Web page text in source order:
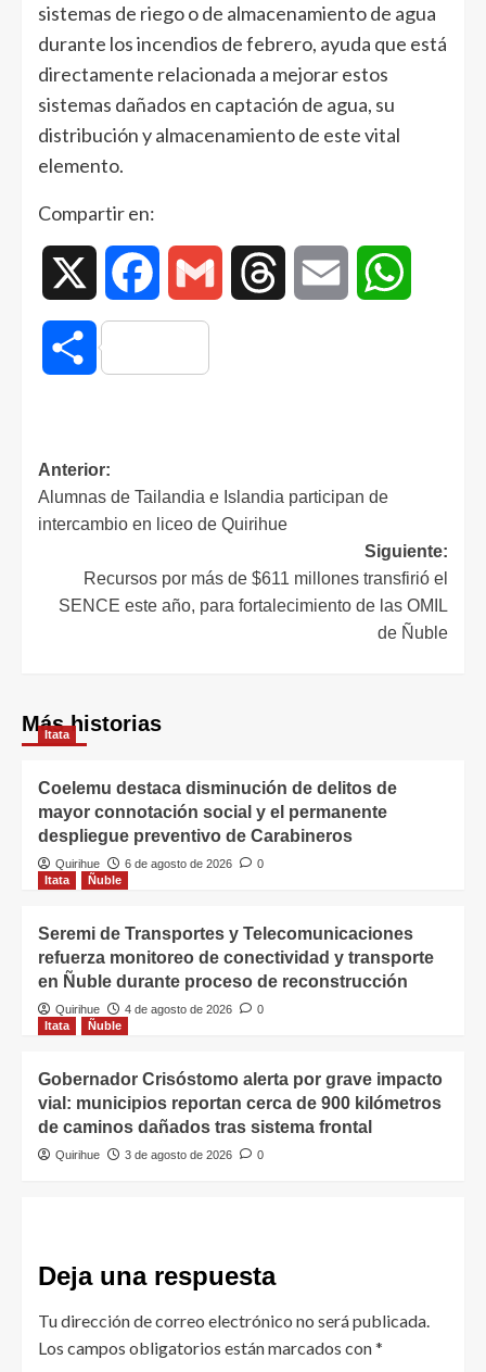
sistemas de riego o de almacenamiento de agua
durante los incendios de febrero, ayuda que está
directamente relacionada a mejorar estos
sistemas dañados en captación de agua, su
distribución y almacenamiento de este vital
elemento.
Compartir en:
Facebook Gmail Threads Email
Compartir
Anterior:
Alumnas de Tailandia e Islandia participan de
intercambio en liceo de Quirihue
Siguiente:
Recursos por más de $611 millones transfirió el
SENCE este año, para fortalecimiento de las OMIL
de Ñuble
Más historias
Itata
Coelemu destaca disminución de delitos de
mayor connotación social y el permanente
despliegue preventivo de Carabineros
Quirihue 6 de agosto de 2026
0
Itata
Ñuble
Seremi de Transportes y Telecomunicaciones
refuerza monitoreo de conectividad y transporte
en Ñuble durante proceso de reconstrucción
Quirihue 4 de agosto de 2026
0
Itata
Ñuble
Gobernador Crisóstomo alerta por grave impacto
vial: municipios reportan cerca de 900 kilómetros
de caminos dañados tras sistema frontal
Quirihue 3 de agosto de 2026 0
Deja una respuesta
Tu dirección de correo electrónico no será publicada.
Los campos obligatorios están marcados con*